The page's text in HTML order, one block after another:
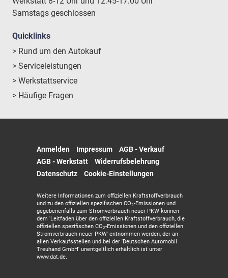
Samstags geschlossen
Quicklinks
> Rund um den Autokauf
> Serviceleistungen
> Werkstattservice
> Häufige Fragen
Anmelden Impressum
AGB - Verkauf
AGB - Werkstatt
Widerrufsbelehrung
Datenschutz
Cookie-Einstellungen
Weitere Informationen zum offiziellen Kraftstoffverbrauch
und zu den offiziellen spezifischen CO2-Emissionen und
gegebenenfalls zum Stromverbrauch neuer PKW können
dem 'Leitfaden über den offiziellen Kraftstoffverbrauch, die
offiziellen spezifischen CO2-Emissionen und den offiziellen
Stromverbrauch neuer PKW' entnommen werden, der an
allen Verkaufsstellen und bei der 'Deutschen Automobil
Treuhand GmbH' unentgeltlich erhältlich ist unter
www.dat.de.